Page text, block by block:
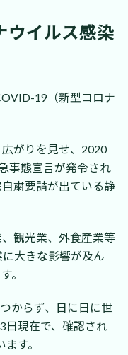
ウイルス感染
19（新型コロナ
がりを見せ、2020
事態宣言が発令され
粛要請が出ている静
観光業、外食産業等
大きな影響が及ん
。
からず、日に日に世
日現在で、確認され
す。